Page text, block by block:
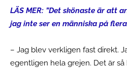
LÄS MER: ”Det skönaste är att
jag inte ser en människa på
– Jag blev verkligen fast direkt.
egentligen hela grejen. Det är